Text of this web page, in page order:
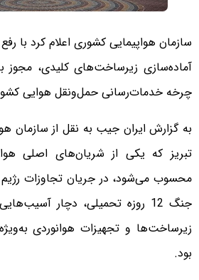
سازمان هواپیمایی کشوری اعلام کرد با
آماده‌سازی زیرساخت‌های کلیدی، مجوز
چرخه خدمات‌رسانی حمل‌ونقل هوایی
به گزارش ایران جیب به نقل از سازمان
تبریز که یکی از شریان‌های اصلی
محسوب می‌شود، در جریان تجاوزات
جنگ 12 روزه تحمیلی، دچار
زیرساخت‌ها و تجهیزات هوانوردی
بود.